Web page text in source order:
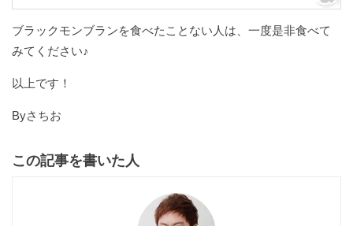
ブラックモンブランを食べたことない人は、一度是非食べて
みてください♪
以上です！
Byさちお
この記事を書いた人